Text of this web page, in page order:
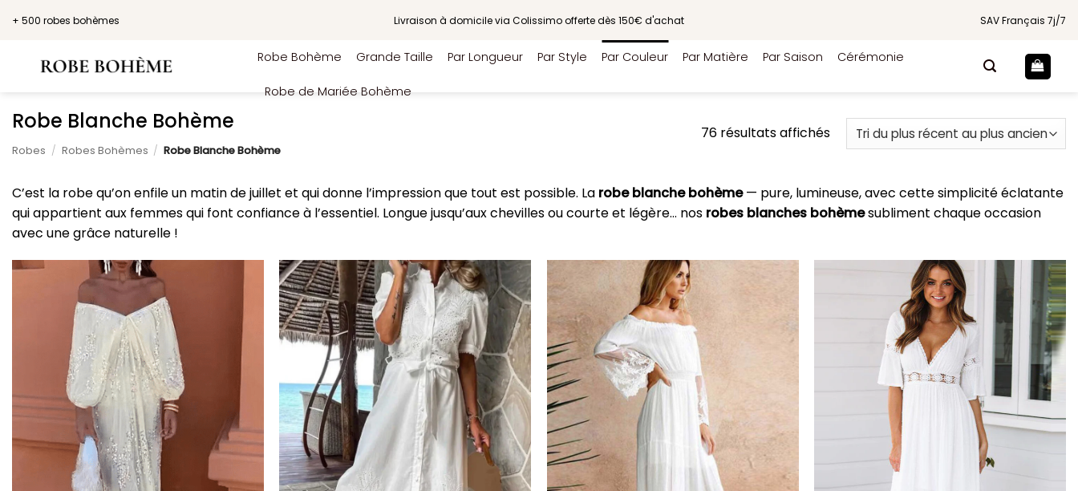
+ 500 robes bohèmes Livraison à domicile via Colissimo offerte dès 150€ d'achat SAV Français 7j/7
Robe Bohème Grande Taille Par Longueur Par Style Par Couleur Par Matière Par Saison Cérémonie
Robe de Mariée Bohème
Robe Blanche Bohème
Robes / Robes Bohèmes / Robe Blanche Bohème
76 résultats affichésTrié
récent
au
C’est la robe qu’on enfile un matin de juillet et qui donne l’impression que tout est possible. La robe blanche bohème— pure, lumineuse, avec cette simplicité éclatante
qui appartient aux femmes qui font confiance à l’essentiel. Longue jusqu’aux chevilles ou courte et légère… nos robes blanches bohèmesubliment chaque occasion
avec une grâce naturelle !